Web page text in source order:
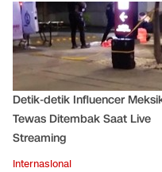
Detik-detik Influencer
Tewas Ditembak Saat Live
Streaming
Internasional